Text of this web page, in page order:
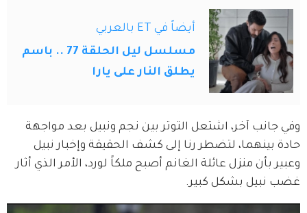
أيضاً في ET بالعربي
مسلسل ليل الحلقة 77 .. باسم
يطلق النار على يارا
وفي جانب آخر، اشتعل التوتر بين نجم ونبيل بعد مواجهة
حادة بينهما، لتضطر رنا إلى كشف الحقيقة وإخبار نبيل
وعبير بأن منزل عائلة الغانم أصبح ملكاً لورد، الأمر الذي أثار
غضب نبيل بشكل كبير.